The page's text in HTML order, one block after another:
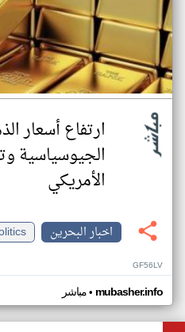
ارتفاع أسعار
الجيوسياسية
الأمريكي
اخبار البحرين
GF56LV
مباشر• mubasher.info